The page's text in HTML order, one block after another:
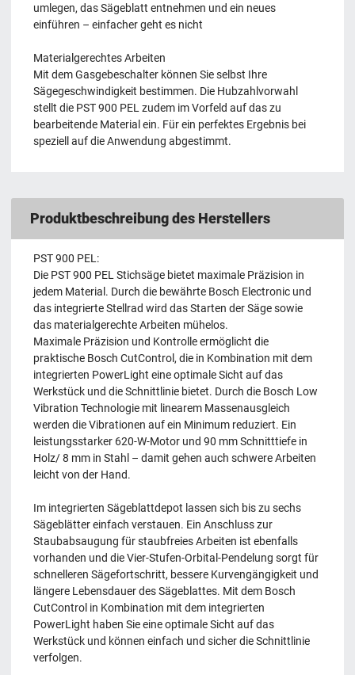
umlegen, das Sägeblatt entnehmen und ein neues
einführen – einfacher geht es nicht
Materialgerechtes Arbeiten
Mit dem Gasgebeschalter können Sie selbst Ihre
Sägegeschwindigkeit bestimmen. Die Hubzahlvorwahl
stellt die PST 900 PEL zudem im Vorfeld auf das zu
bearbeitende Material ein. Für ein perfektes Ergebnis bei
speziell auf die Anwendung abgestimmt.
Produktbeschreibung des Herstellers
PST 900 PEL:
Die PST 900 PEL Stichsäge bietet maximale Präzision in
jedem Material. Durch die bewährte Bosch Electronic und
das integrierte Stellrad wird das Starten der Säge sowie
das materialgerechte Arbeiten mühelos.
Maximale Präzision und Kontrolle ermöglicht die
praktische Bosch CutControl, die in Kombination mit dem
integrierten PowerLight eine optimale Sicht auf das
Werkstück und die Schnittlinie bietet. Durch die Bosch Low
Vibration Technologie mit linearem Massenausgleich
werden die Vibrationen auf ein Minimum reduziert. Ein
leistungsstarker 620-W-Motor und 90 mm Schnitttiefe in
Holz/ 8 mm in Stahl – damit gehen auch schwere Arbeiten
leicht von der Hand.
Im integrierten Sägeblattdepot lassen sich bis zu sechs
Sägeblätter einfach verstauen. Ein Anschluss zur
Staubabsaugung für staubfreies Arbeiten ist ebenfalls
vorhanden und die Vier-Stufen-Orbital-Pendelung sorgt für
schnelleren Sägefortschritt, bessere Kurvengängigkeit und
längere Lebensdauer des Sägeblattes. Mit dem Bosch
CutControl in Kombination mit dem integrierten
PowerLight haben Sie eine optimale Sicht auf das
Werkstück und können einfach und sicher die Schnittlinie
verfolgen.